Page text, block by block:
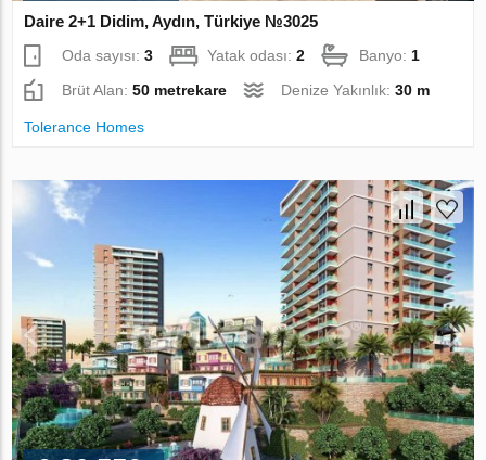
Daire 2+1 Didim, Aydın, Türkiye №3025
Oda sayısı:3 Yatak odası:2 Banyo:1
Brüt Alan:50 metrekare Denize Yakınlık:30 m
Tolerance Homes